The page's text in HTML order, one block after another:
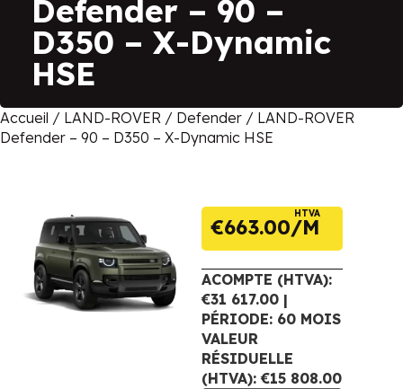
Defender – 90 –
D350 – X-Dynamic
HSE
Accueil / LAND-ROVER / Defender / LAND-ROVER
Defender – 90 – D350 – X-Dynamic HSE
€663.00
HTVA
ACOMPTE (HTVA):
€31 617.00 |
PÉRIODE: 60 MOIS
VALEUR
RÉSIDUELLE
(HTVA): €15 808.00